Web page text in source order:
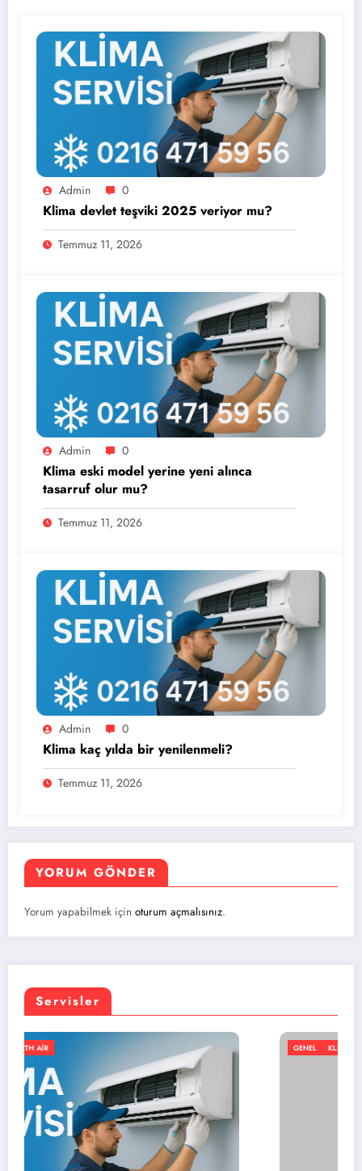
Admin 0
Klima devlet teşviki 2025 veriyor mu?
Temmuz 11, 2026
Admin 0
Klima eski model yerine yeni alınca
tasarruf olur mu?
Temmuz 11, 2026
Admin 0
Klima kaç yılda bir yenilenmeli?
Temmuz 11, 2026
YORUM GÖNDER
Yorum yapabilmek için oturum açmalısınız.
Servisler